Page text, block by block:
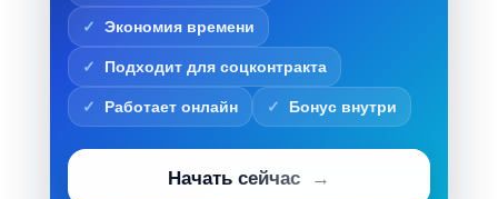
Экономия времени
Подходит для соцконтракта
Работает онлайн Бонус внутри
Начать сейчас